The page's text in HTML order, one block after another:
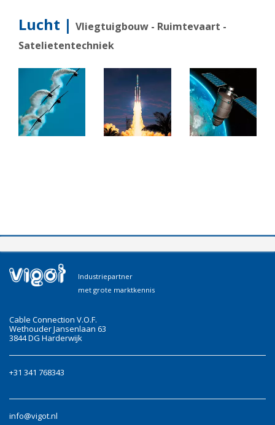
Lucht | Vliegtuigbouw - Ruimtevaart -
Satelietentechniek
Industriepartner
met grote marktkennis
Cable Connection V.O.F.
Wethouder Jansenlaan 63
3844 DG Harderwijk
+31 341 768343
info@vigot.nl